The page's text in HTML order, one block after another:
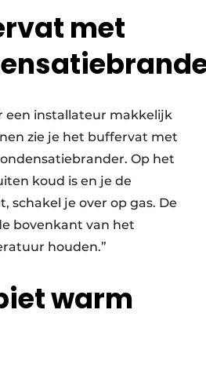
met
een installateur makkelijk
zie je het buffervat met
Op het
koud is en je de
schakel je over op gas. De
bovenkant van het
houden.”
warm